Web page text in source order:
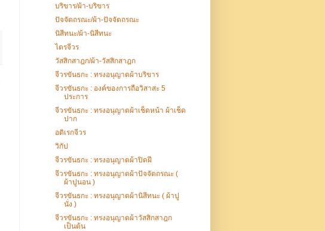
บริขาร/ผ้า-บริขาร
ปัจจัตถรณะ/ผ้า-ปัจจัตถรณะ
นิสีทนะ/ผ้า-นิสีทนะ
ไตรจีวร
วัสสิกสาฎก/ผ้า-วัสสิกสาฎก
จีวรขันธกะ : ทรงอนุญาตผ้าบริขาร
จีวรขันธกะ : องค์ของการถือวิสาสะ 5
ประการ
จีวรขันธกะ : ทรงอนุญาตผ้าเช็ดหน้า ผ้าเช็ด
ปาก
อดิเรกจีวร
วิกัป
จีวรขันธกะ : ทรงอนุญาตผ้าปิดฝี
จีวรขันธกะ : ทรงอนุญาตผ้าปัจจัตถรณะ (
ผ้าปูนอน )
จีวรขันธกะ : ทรงอนุญาตผ้านิสีทนะ ( ผ้าปู
นั่ง )
จีวรขันธกะ : ทรงอนุญาตผ้าวัสสิกสาฎก
เป็นต้น